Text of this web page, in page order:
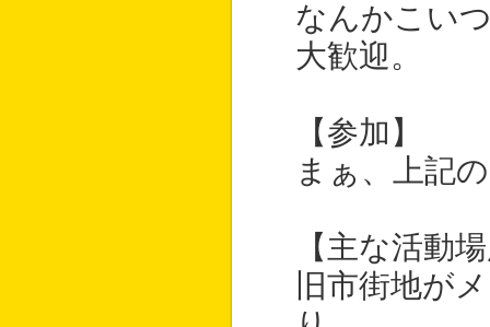
なんかこい
大歓迎。
【参加】
まぁ、上記
【主な活動
旧市街地が